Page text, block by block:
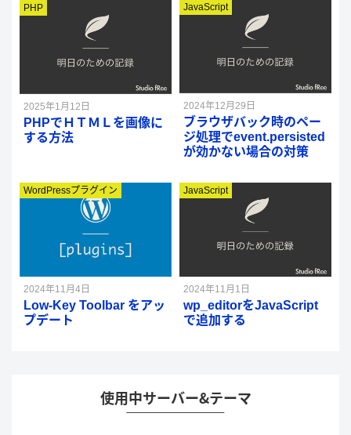
PHP
2025年1月12日
PHPでＨＴＭＬを画像に
する方法
JavaScript
2024年12月29日
ブラウザバック時のペー
ジ処理でevent.persisted
が効かない場合の対策
WordPressプラグイン
2024年11月4日
Low-Key Toolbar をアッ
プデート
JavaScript
2024年11月1日
wp_editorをJavaScript
で追加する
使用中サーバー＆テーマ